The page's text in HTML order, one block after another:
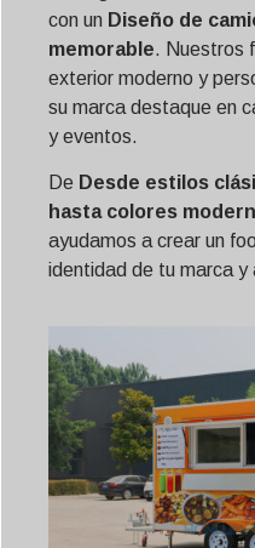
con un Diseño de
memorable. Nuestros
exterior moderno y
su marca destaque en
y eventos.
De Desde estilos
hasta colores
ayudamos a crear un
identidad de tu marca y